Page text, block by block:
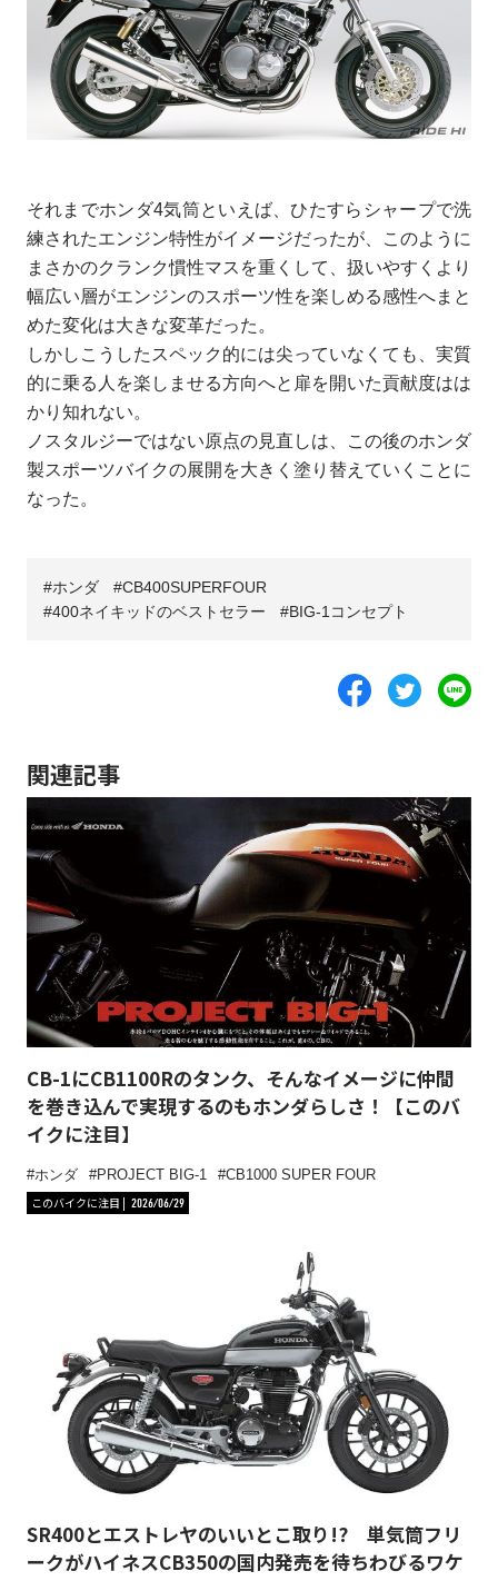
それまでホンダ4気筒といえば、ひたすらシャープで洗
練されたエンジン特性がイメージだったが、このように
まさかのクランク慣性マスを重くして、扱いやすくより
幅広い層がエンジンのスポーツ性を楽しめる感性へまと
めた変化は大きな変革だった。
しかしこうしたスペック的には尖っていなくても、実質
的に乗る人を楽しませる方向へと扉を開いた貢献度はは
かり知れない。
ノスタルジーではない原点の見直しは、この後のホンダ
製スポーツバイクの展開を大きく塗り替えていくことに
なった。
ホンダ
CB400SUPERFOUR
400ネイキッドのベストセラー
BIG-1コンセプト
関連記事
CB-1にCB1100Rのタンク、そんなイメージに仲間
を巻き込んで実現するのもホンダらしさ！【このバ
イクに注目】
ホンダ PROJECT BIG-1
CB1000 SUPER FOUR
このバイクに注目
2026/06/29
SR400とエストレヤのいいとこ取り!? 単気筒フリ
ークがハイネスCB350の国内発売を待ちわびるワケ